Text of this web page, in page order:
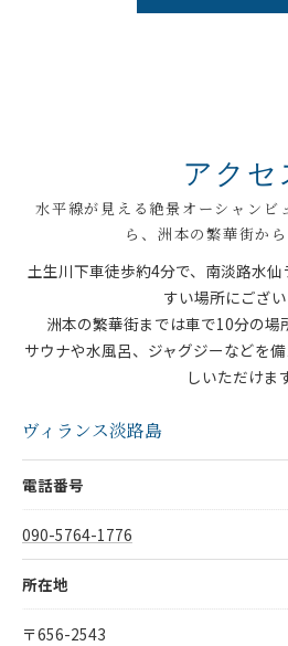
水平線が見える絶景オーシャンビ
ら、洲本の繁華街か
アクセ
土生川下車徒歩約4分で、南淡路水
すい場所にござい
洲本の繁華街までは車で10分の場
サウナや水風呂、ジャグジーなどを
しいただけま
ヴィランス淡路島
電話番号
​090-5764-1776
所在地
〒656-2543